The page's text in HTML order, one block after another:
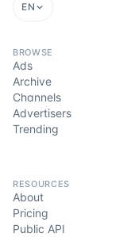
EN
BROWSE
Ads
Archive
Channels
Advertisers
Trending
RESOURCES
About
Pricing
Public API